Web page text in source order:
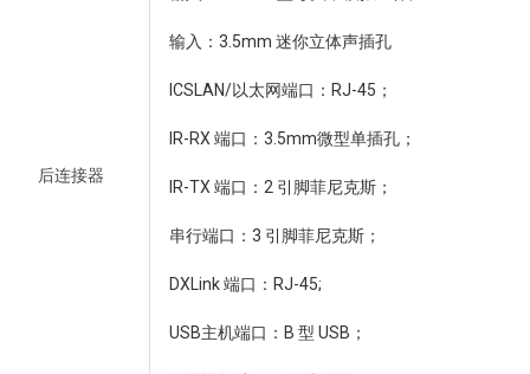
后连接器
输入：3.5mm 迷你立体声插孔
ICSLAN/以太网端口：RJ-45；
IR-RX 端口：3.5mm微型单插孔；
IR-TX 端口：2 引脚菲尼克斯；
串行端口：3 引脚菲尼克斯；
DXLink 端口：RJ-45;
USB主机端口：B 型 USB；